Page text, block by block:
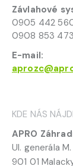
Závlahové
0905 442
0908 853 473
E-mail:
KDE NÁS
APRO
Ul. generála
901 01